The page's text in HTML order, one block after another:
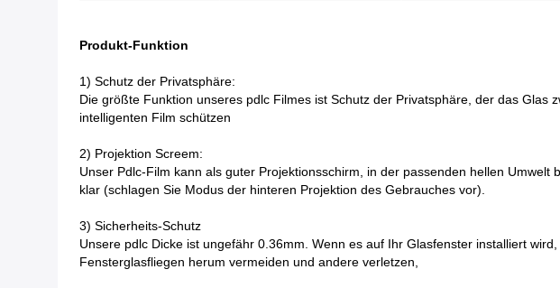
Produkt-Funktion
1) Schutz der Privatsphäre:
Die größte Funktion unseres pdlc Filmes ist Schutz der Privatsphäre, der das
intelligenten Film schützen
2) Projektion Screem:
Unser Pdlc-Film kann als guter Projektionsschirm, in der passenden hellen
klar (schlagen Sie Modus der hinteren Projektion des Gebrauches vor).
3) Sicherheits-Schutz
Unsere pdlc Dicke ist ungefähr 0.36mm. Wenn es auf Ihr Glasfenster installiert
Fensterglasfliegen herum vermeiden und andere verletzen,